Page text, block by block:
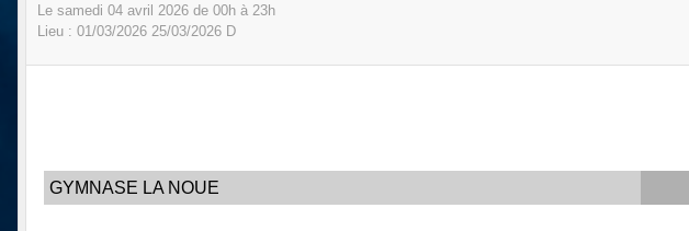
Le samedi 04 avril 2026 de 00h à 23h
Lieu : 01/03/2026 25/03/2026 D
GYMNASE LA NOUE